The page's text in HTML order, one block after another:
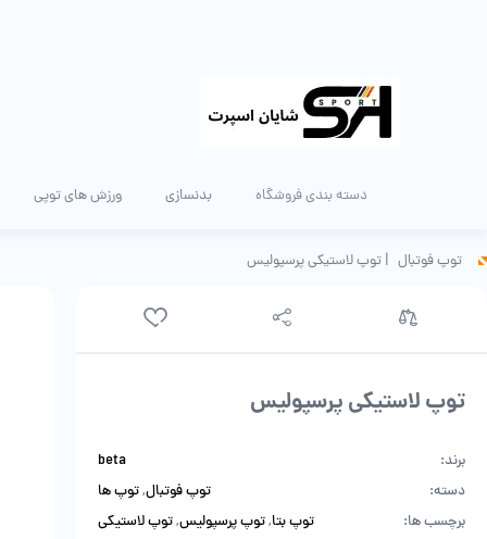
دسته بندی فروشگاه بدنسازی ورزش های توپی
توپ فوتبال | توپ لاستیکی پرسپولیس
توپ لاستیکی پرسپولیس
برند:
beta
دسته:
توپ فوتبال,توپ ها
برچسب ها:
توپ بتا,توپ پرسپولیس,توپ لاستیکی